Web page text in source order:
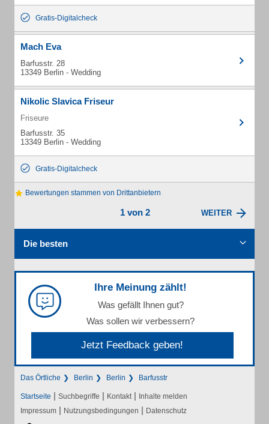
Gratis-Digitalcheck
Mach Eva
Barfusstr. 28
13349 Berlin - Wedding
Nikolic Slavica Friseur
Friseure
Barfusstr. 35
13349 Berlin - Wedding
Gratis-Digitalcheck
Bewertungen stammen von Drittanbietern
1 von 2 WEITER
Die besten
Ihre Meinung zählt!
Was gefällt Ihnen gut?
Was sollen wir verbessern?
Jetzt Feedback geben!
Das Örtliche Berlin Berlin Barfusstr
Startseite | Suchbegriffe | Kontakt | Inhalte melden
Impressum | Nutzungsbedingungen | Datenschutz